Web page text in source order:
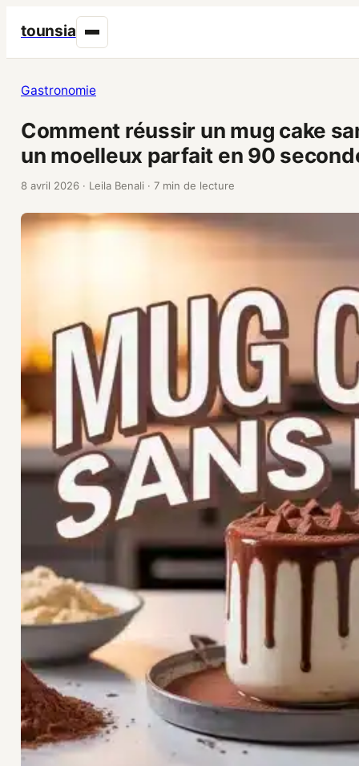
tounsia
Gastronomie
Comment réussir un mug cake
un moelleux parfait en 90
8 avril 2026 · Leila Benali · 7 min de lecture